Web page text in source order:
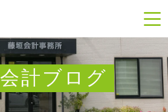
計ブログ